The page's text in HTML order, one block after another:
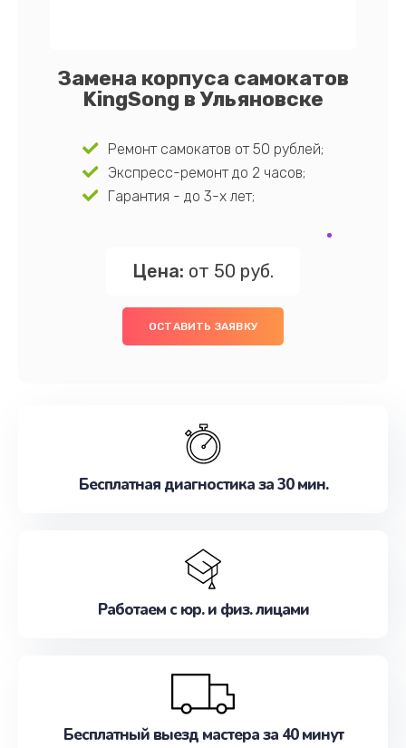
Замена корпуса самокатов
KingSong в Ульяновске
Ремонт самокатов от 50 рублей;
Экспресс-ремонт до 2 часов;
Гарантия - до 3-х лет;
Цена: от 50 руб.
ОСТАВИТЬ ЗАЯВКУ
Бесплатная диагностика за 30 мин.
Работаем с юр. и физ. лицами
Бесплатный выезд мастера за 40 минут